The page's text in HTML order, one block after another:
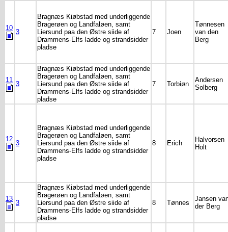
10
3
Bragnæs Kiøbstad med underliggende
Bragerøen og Landfaløen, samt
Liersund paa den Østre siide af
Drammens-Elfs ladde og strandsidder
pladse
7 Joen
Tønnesen
van den
Berg
11
3
Bragnæs Kiøbstad med underliggende
Bragerøen og Landfaløen, samt
Liersund paa den Østre siide af
Drammens-Elfs ladde og strandsidder
pladse
7 Torbiøn
Andersen
Solberg
12
3
Bragnæs Kiøbstad med underliggende
Bragerøen og Landfaløen, samt
Liersund paa den Østre siide af
Drammens-Elfs ladde og strandsidder
pladse
8 Erich
Halvorsen
Holt
13
3
Bragnæs Kiøbstad med underliggende
Bragerøen og Landfaløen, samt
Liersund paa den Østre siide af
Drammens-Elfs ladde og strandsidder
pladse
8 Tønnes
Jansen
der Berg